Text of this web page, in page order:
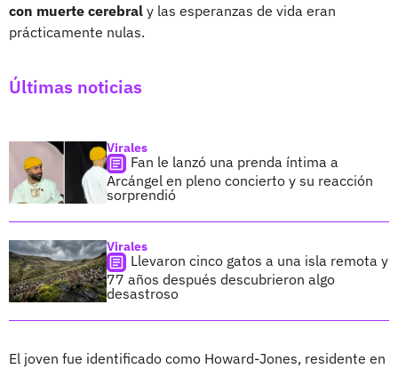
con muerte cerebral y las esperanzas de vida eran
prácticamente nulas.
Últimas noticias
Virales
Fan le lanzó una prenda íntima a
Arcángel en pleno concierto y su reacción
sorprendió
Virales
Llevaron cinco gatos a una isla remota y
77 años después descubrieron algo
desastroso
El joven fue identificado como Howard-Jones, residente en